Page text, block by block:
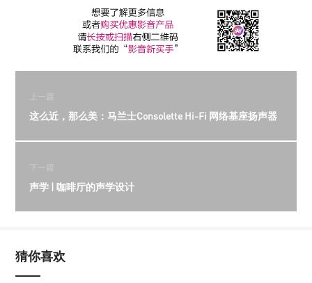
上一篇
这么近，那么美：马兰士Consolette Hi-Fi 网络基座扬声器
下一篇
声学 | 咖啡厅的声学设计
猜你喜欢